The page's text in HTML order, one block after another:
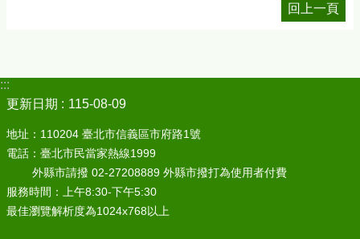
回上一頁
:::
更新日期
115-08-09
地址：110204 臺北市信義區市府路1號
電話：臺北市民當家熱線1999
外縣市請撥 02-27208889 外縣市撥打為使用者付費
服務時間：上午8:30-下午5:30
最佳瀏覽解析度為1024x768以上